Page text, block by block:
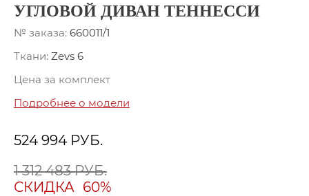
УГЛОВОЙ ДИВАН ТЕННЕССИ
№ заказа: 660011/1
Ткани: Zevs 6
Цена за комплект
Подробнее о модели
524 994 РУБ.
1 312 483 РУБ.
СКИДКА 60%